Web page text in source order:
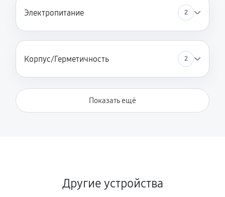
Электропитание 2
Корпус/Герметичность 2
Показать ещё
Другие устройства